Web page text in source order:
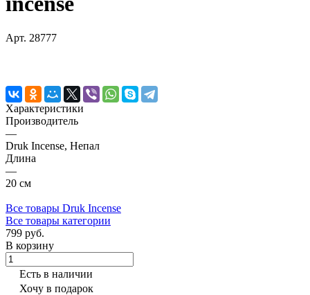
Арт. 28777
Характеристики
Производитель
—
Druk Incense, Непал
Длина
—
20 см
Все товары Druk Incense
Все товары категории
799 руб.
В корзину
Есть в наличии
Хочу в подарок